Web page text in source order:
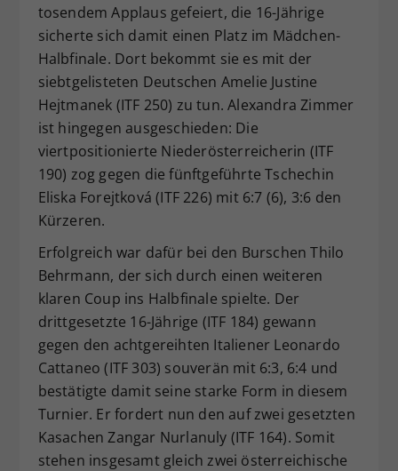
tosendem Applaus gefeiert, die 16-Jährige
sicherte sich damit einen Platz im Mädchen-
Halbfinale. Dort bekommt sie es mit der
siebtgelisteten Deutschen Amelie Justine
Hejtmanek (ITF 250) zu tun. Alexandra Zimmer
ist hingegen ausgeschieden: Die
viertpositionierte Niederösterreicherin (ITF
190) zog gegen die fünftgeführte Tschechin
Eliska Forejtková (ITF 226) mit 6:7 (6), 3:6 den
Kürzeren.
Erfolgreich war dafür bei den Burschen Thilo
Behrmann, der sich durch einen weiteren
klaren Coup ins Halbfinale spielte. Der
drittgesetzte 16-Jährige (ITF 184) gewann
gegen den achtgereihten Italiener Leonardo
Cattaneo (ITF 303) souverän mit 6:3, 6:4 und
bestätigte damit seine starke Form in diesem
Turnier. Er fordert nun den auf zwei gesetzten
Kasachen Zangar Nurlanuly (ITF 164). Somit
stehen insgesamt gleich zwei österreichische